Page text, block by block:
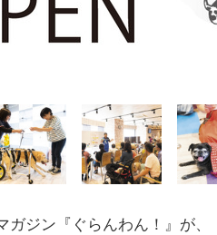
ジン『ぐらんわん！』が、